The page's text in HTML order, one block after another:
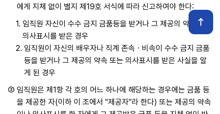
에게 지체 없이 별지 제19호 서식에 따라 신고하여야 한다:
1. 임직원 자신이 수수 금지 금품등을 받거나 그 제공의 약속 또는
의사표시를 받은 경우
2. 임직원이 자신의 배우자나 직계 존속ㆍ비속이 수수 금지 금품
등을 받거나 그 제공의 약속 또는 의사표시를 받은 사실을 알
게 된 경우
② 임직원은 제1항 각 호의 어느 하나에 해당하는 경우에는 금품 등
을 제공한 자(이하 이 조에서 "제공자"라 한다) 또는 제공의 약속